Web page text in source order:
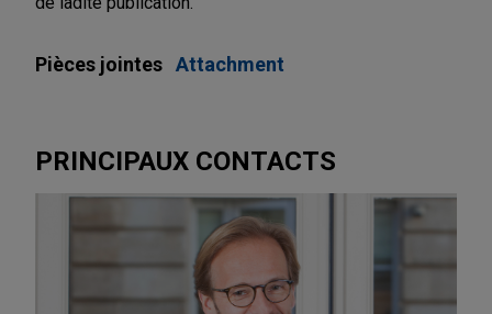
Pièces jointes Attachment
PRINCIPAUX CONTACTS